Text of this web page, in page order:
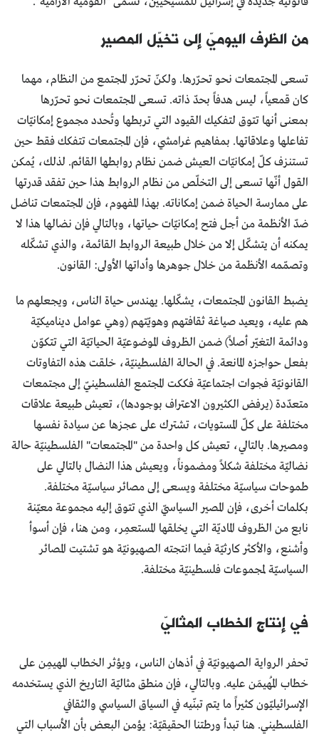
من الظرف اليوميّ إلى تخيّل المصير
تسعى المجتمعات نحو تحرّرها. ولكنّ تحرّر المجتمع من النظام، مهما
كان قمعياً، ليس هدفاً بحدّ ذاته. تسعى المجتمعات نحو تحرّرها
بمعنى أنها تتوق لتفكيك القيود التي تربطها وتُحدد مجموع إمكانيّات
تفاعلها وعلاقاتها. بمفاهيم غرامشي، فإن المجتمعات تتفكك فقط حين
تستنزف كلّ إمكانيّات العيش ضمن نظام روابطها القائم. لذلك، يُمكن
القول أنّها تسعى إلى التخلّص من نظام الروابط هذا حين تفقد قدرتها
على ممارسة الحياة ضمن إمكاناته. بهذا المفهوم، فإن المجتمعات تناضل
ضدّ الأنظمة من أجل فتح إمكانيّات حياتها، وبالتالي فإن نضالها هذا لا
يمكنه أن يتشكّل إلا من خلال طبيعة الروابط القائمة، والذي تشكّله
وتصمّمه الأنظمة من خلال جوهرها وأداتها الأولى: القانون.
يضبط القانون المجتمعات، يشكّلها. يهندس حياة الناس، ويجعلهم ما
هم عليه، ويعيد صياغة ثقافتهم وهويّتهم (وهي عوامل ديناميكيّة
ودائمة التغيّر أصلاً) ضمن الظروف الموضوعيّة الحياتيّة التي تتكوّن
بفعل حواجزه المانعة. في الحالة الفلسطينيّة، خلقت هذه التفاوتات
القانونيّة فجوات اجتماعيّة فككت المجتمع الفلسطينيّ إلى مجتمعات
متعدّدة (يرفض الكثيرون الاعتراف بوجودها)، تعيش طبيعة علاقات
مختلفة على كلّ المستويات، تشترك على عجزها عن سيادة نفسها
ومصيرها. بالتالي، تعيش كل واحدة من "المجتمعات" الفلسطينيّة حالة
نضاليّة مختلفة شكلاً ومضموناً، ويعيش هذا النضال بالتالي على
طموحات سياسيّة مختلفة ويسعى إلى مصائر سياسيّة مختلفة.
بكلمات أخرى، فإن المصير السياسيّ الذي تتوق إليه مجموعة معيّنة
نابع من الظروف الماديّة التي يخلقها المستعمِر، ومن هنا، فإن أسوأ
وأشنع، والأكثر كارثيّة فيما انتجته الصهيونيّة هو تشتيت المصائر
السياسيّة لمجموعات فلسطينيّة مختلفة.
في إنتاج الخطاب المثاليّ
تحفر الرواية الصهيونيّة في أذهان الناس، ويؤثر الخطاب المهيمِن على
خطاب المُهيمَن عليه. وبالتالي، فإن منطق مثاليّة التاريخ الذي يستخدمه
الإسرائيليّون كثيراً ما يتم تبنّيه في السياق السياسي والثقافي
الفلسطيني. هنا تبدأ ورطتنا الحقيقيّة: يؤمن البعض بأن الأسباب التي